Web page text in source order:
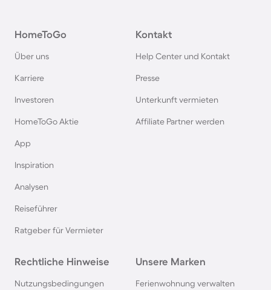
HomeToGo
Über uns
Karriere
Investoren
HomeToGo Aktie
App
Inspiration
Analysen
Reiseführer
Ratgeber für Vermieter
Kontakt
Help Center und Kontakt
Presse
Unterkunft vermieten
Affiliate Partner werden
Rechtliche Hinweise
Nutzungsbedingungen
Unsere Marken
Ferienwohnung verwalten